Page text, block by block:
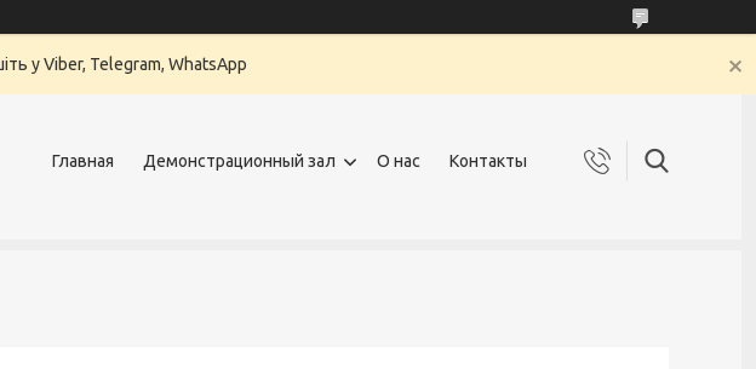
у Viber, Telegram, WhatsApp
Главная Демонстрационный зал О нас Контакты